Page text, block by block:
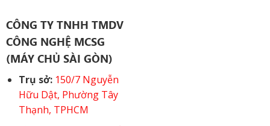
CÔNG TY TNHH TMDV
CÔNG NGHỆ MCSG
(MÁY CHỦ SÀI GÒN)
Trụ sở: 150/7 Nguyễn
Hữu Dật, Phường Tây
Thạnh, TPHCM